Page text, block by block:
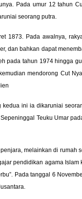
Pada umur 12 tahun
seorang putra.
1873. Pada awalnya,
dan bahkan dapat
pada tahun 1974 hingga
mendorong Cut
kedua ini ia dikaruniai
Teuku Umar
melainkan di rumah
pendidikan agama Islam
Pada tanggal 6